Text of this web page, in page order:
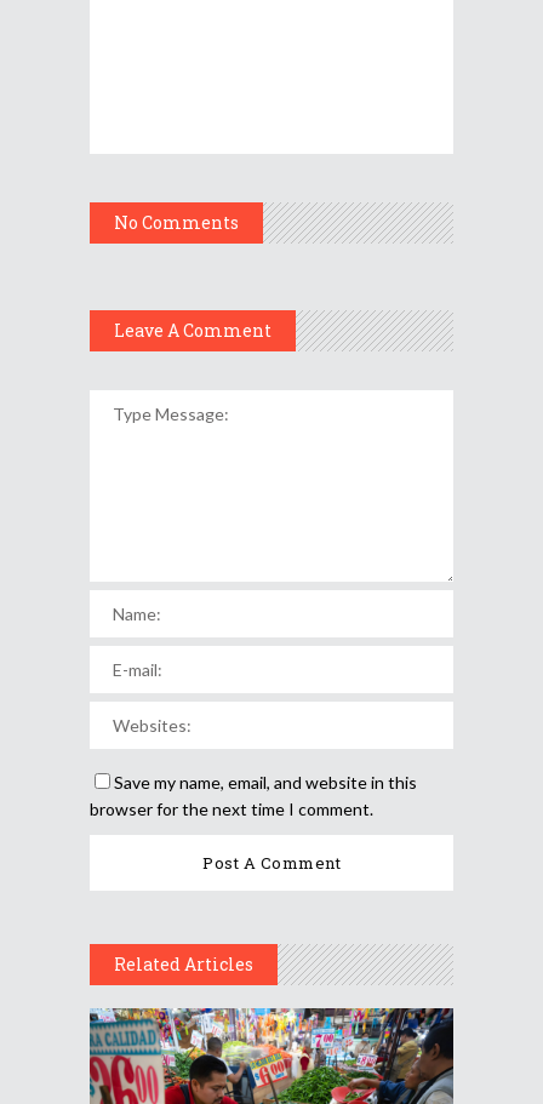
No Comments
Leave A Comment
Save my name, email, and website in this
browser for the next time I comment.
Related Articles